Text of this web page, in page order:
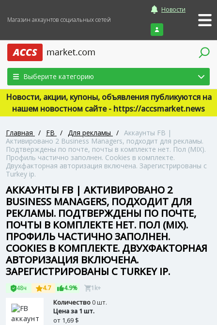
Магазин аккаунтов социальных сетей
Новости
Войти
Выберите категорию
Новости, акции, купоны, объявления публикуются на
нашем новостном сайте - https://accsmarket.news
Главная / FB / Для рекламы / Аккаунты FB |
Активировано 2 Business Managers, подходит для рекламы.
Подтверждены по почте, почты в комплекте нет. Пол (MIX).
Профиль частично заполнен. Cookies в комплекте.
Двухфакторная авторизация включена. Зарегистрированы с
Turkey ip.
АККАУНТЫ FB | АКТИВИРОВАНО 2
BUSINESS MANAGERS, ПОДХОДИТ ДЛЯ
РЕКЛАМЫ. ПОДТВЕРЖДЕНЫ ПО ПОЧТЕ,
ПОЧТЫ В КОМПЛЕКТЕ НЕТ. ПОЛ (MIX).
ПРОФИЛЬ ЧАСТИЧНО ЗАПОЛНЕН.
COOKIES В КОМПЛЕКТЕ. ДВУХФАКТОРНАЯ
АВТОРИЗАЦИЯ ВКЛЮЧЕНА.
ЗАРЕГИСТРИРОВАНЫ С TURKEY IP.
48ч 4.7 4.9% 1k+
Количество0 шт.
Цена за 1 шт.
от 1,69 $